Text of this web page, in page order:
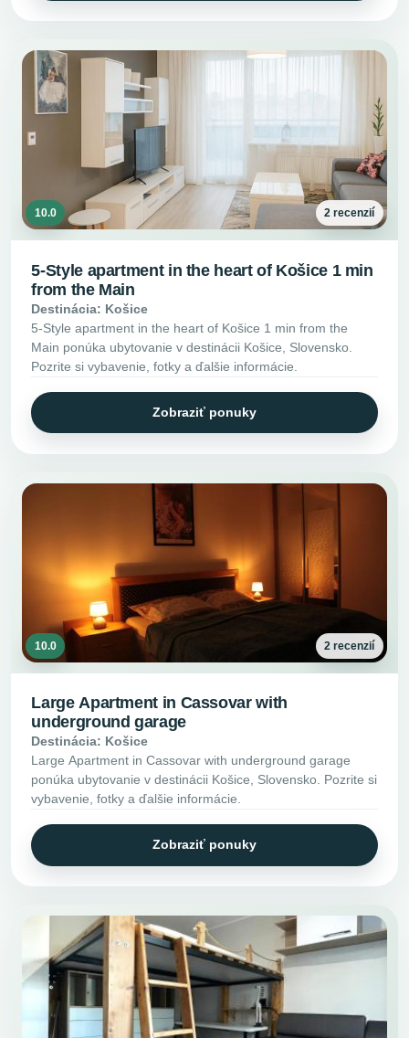
10.0 2 recenzií
5-Style apartment in the heart of Košice 1 min
from the Main
Destinácia: Košice
5-Style apartment in the heart of Košice 1 min from the
Main ponúka ubytovanie v destinácii Košice, Slovensko.
Pozrite si vybavenie, fotky a ďalšie informácie.
Zobraziť ponuky
10.0 2 recenzií
Large Apartment in Cassovar with
underground garage
Destinácia: Košice
Large Apartment in Cassovar with underground garage
ponúka ubytovanie v destinácii Košice, Slovensko. Pozrite si
vybavenie, fotky a ďalšie informácie.
Zobraziť ponuky